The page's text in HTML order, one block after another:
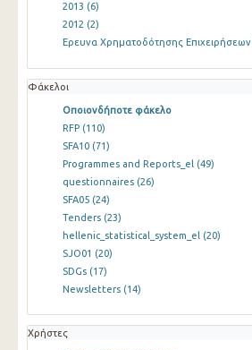
2013 (6)
2012 (2)
Ερευνα Χρηματοδότησης Επιχειρήσεων
Φάκελοι
Οποιονδήποτε φάκελο
RFP (110)
SFA10 (71)
Programmes and Reports_el (49)
questionnaires (26)
SFA05 (24)
Tenders (23)
hellenic_statistical_system_el (20)
SJO01 (20)
SDGs (17)
Newsletters (14)
Χρήστες